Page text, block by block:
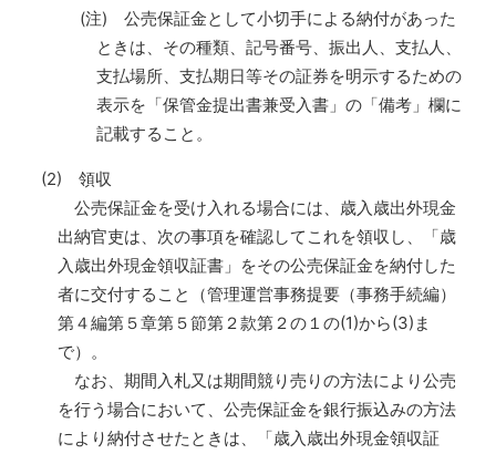
(注) 公売保証金として小切手による納付があった
ときは、その種類、記号番号、振出人、支払人、
支払場所、支払期日等その証券を明示するための
表示を「保管金提出書兼受入書」の「備考」欄に
記載すること。
(2) 領収
公売保証金を受け入れる場合には、歳入歳出外現金
出納官吏は、次の事項を確認してこれを領収し、「歳
入歳出外現金領収証書」をその公売保証金を納付した
者に交付すること（管理運営事務提要（事務手続編）
第４編第５章第５節第２款第２の１の(1)から(3)ま
で）。
なお、期間入札又は期間競り売りの方法により公売
を行う場合において、公売保証金を銀行振込みの方法
により納付させたときは、「歳入歳出外現金領収証